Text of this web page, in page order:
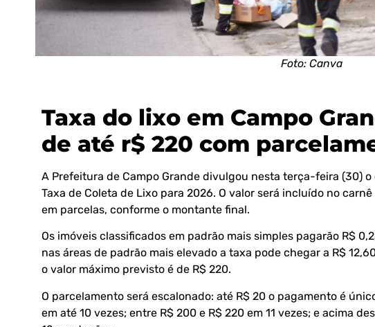
Foto: Canva
Taxa do lixo em Campo
de até r$ 220 com
A Prefeitura de Campo Grande divulgou nesta terça-feira (30)
Taxa de Coleta de Lixo para 2026. O valor será incluído no
em parcelas, conforme o montante final.
Os imóveis classificados em padrão mais simples pagarão R$
nas áreas de padrão mais elevado a taxa pode chegar a R$
o valor máximo previsto é de R$ 220.
O parcelamento será escalonado: até R$ 20 o pagamento é
em até 10 vezes; entre R$ 200 e R$ 220 em 11 vezes; e acima